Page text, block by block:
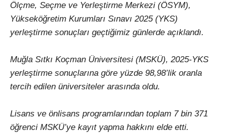
Ölçme, Seçme ve Yerleştirme Merkezi (ÖSYM),
Yükseköğretim Kurumları Sınavı 2025 (YKS)
yerleştirme sonuçları geçtiğimiz günlerde açıklandı.
Muğla Sıtkı Koçman Üniversitesi (MSKÜ), 2025-YKS
yerleştirme sonuçlarına göre yüzde 98,98’lik oranla
tercih edilen üniversiteler arasında oldu.
Lisans ve önlisans programlarından toplam 7 bin 371
öğrenci MSKÜ’ye kayıt yapma hakkını elde etti.